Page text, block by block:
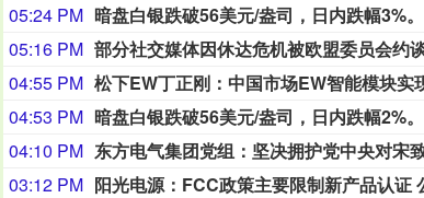
05:24 PM 暗盘白银跌破56美元/盎司，日内跌幅3%。
05:16 PM 部分社交媒体因休达危机被欧盟委员会约
04:55 PM 松下EW丁正刚：中国市场EW智能模块实
04:53 PM 暗盘白银跌破56美元/盎司，日内跌幅2%。
04:10 PM
03:12 PM